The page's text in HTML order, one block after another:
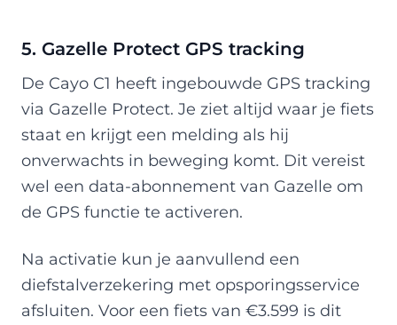
5. Gazelle Protect GPS tracking
De Cayo C1 heeft ingebouwde GPS tracking
via Gazelle Protect. Je ziet altijd waar je fiets
staat en krijgt een melding als hij
onverwachts in beweging komt. Dit vereist
wel een data-abonnement van Gazelle om
de GPS functie te activeren.
Na activatie kun je aanvullend een
diefstalverzekering met opsporingsservice
afsluiten. Voor een fiets van €3.599 is dit